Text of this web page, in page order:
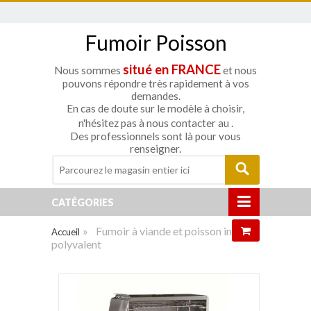
Fumoir Poisson
Nous sommes situé en FRANCEet nous
pouvons répondre très rapidement à vos
demandes.
En cas de doute sur le modèle à choisir,
n'hésitez pas à nous contacter au .
Des professionnels sont là pour vous
renseigner.
CATÉGORIES
Accueil »
Fumoir à viande et poisson inox
polyvalent